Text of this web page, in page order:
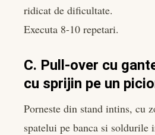
ridicat de dificultate.
Executa 8-10 repetari.
C. Pull-over cu
cu sprijin pe un
Porneste din stand intins, cu
spatelui pe banca si soldurile